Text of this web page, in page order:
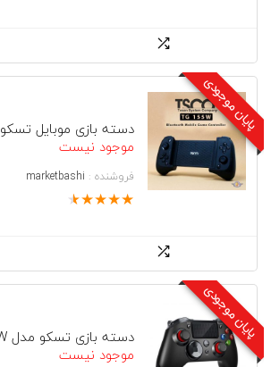
پایان موجودی دسته بازی موبایل تسکو TG 155W
موجود نیست
فروشنده : marketbashi
★
★
★
★
★
پایان موجودی دسته بازی تسکو مدل TG 170W
موجود نیست